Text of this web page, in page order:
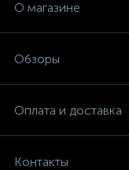
О магазине
Обзоры
Оплата и доставка
Контакты